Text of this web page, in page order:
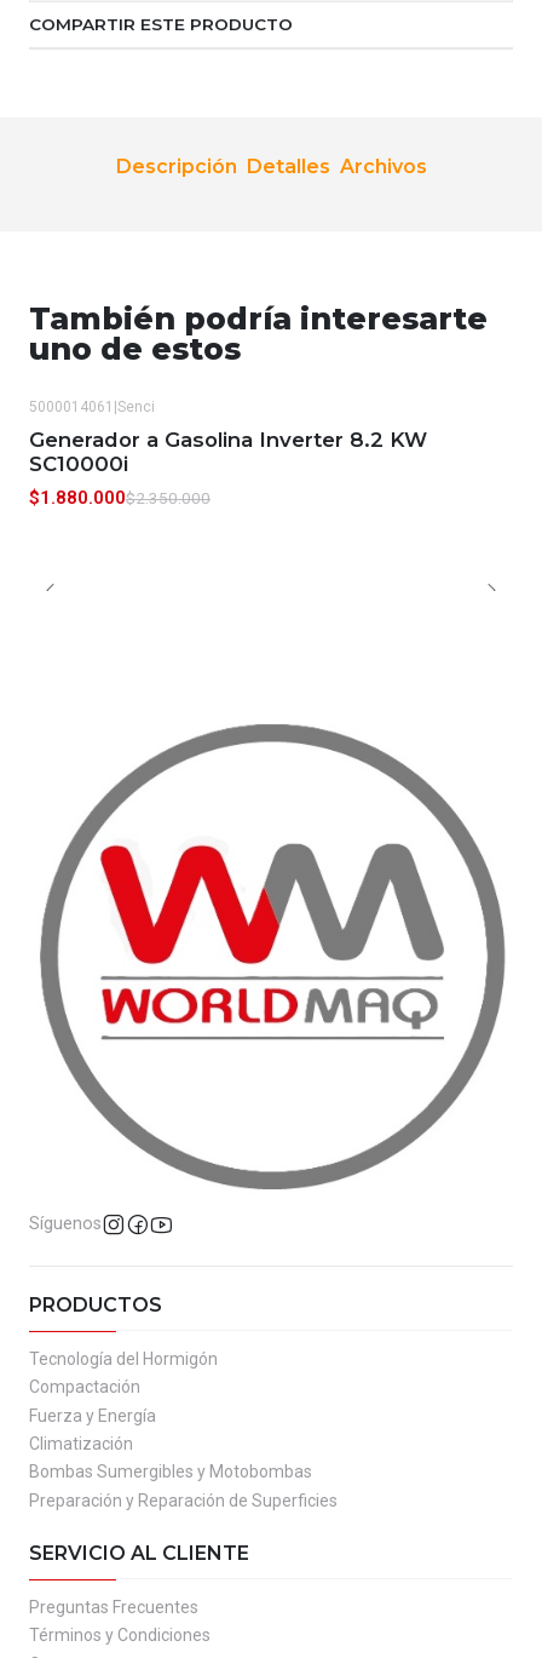
COMPARTIR ESTE PRODUCTO
Descripción Detalles Archivos
También podría interesarte
uno de estos
5000014061 |Senci
Generador a Gasolina Inverter 8.2 KW
SC10000i
$1.880.000$2.350.000
Síguenos
PRODUCTOS
Tecnología del Hormigón
Compactación
Fuerza y Energía
Climatización
Bombas Sumergibles y Motobombas
Preparación y Reparación de Superficies
SERVICIO AL CLIENTE
Preguntas Frecuentes
Términos y Condiciones